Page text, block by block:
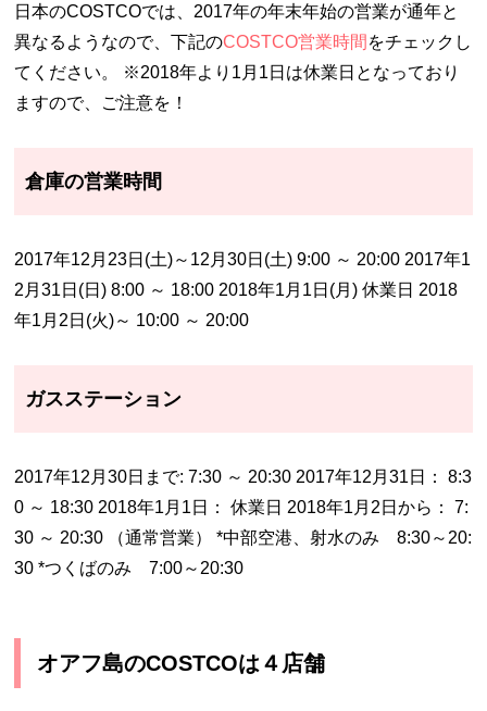
日本のCOSTCOでは、2017年の年末年始の営業が通年と
異なるようなので、下記のCOSTCO営業時間 をチェックし
てください。 ※2018年より1月1日は休業日となっており
ますので、ご注意を！
倉庫の営業時間
2017年12月23日(土)～12月30日(土) 9:00 ～ 20:00 2017年1
2月31日(日) 8:00 ～ 18:00 2018年1月1日(月) 休業日 2018
年1月2日(火)～ 10:00 ～ 20:00
ガスステーション
2017年12月30日まで: 7:30 ～ 20:30 2017年12月31日： 8:3
0 ～ 18:30 2018年1月1日： 休業日 2018年1月2日から： 7:
30 ～ 20:30 （通常営業） *中部空港、射水のみ 8:30～20:
30 *つくばのみ 7:00～20:30
オアフ島のCOSTCOは４店舗